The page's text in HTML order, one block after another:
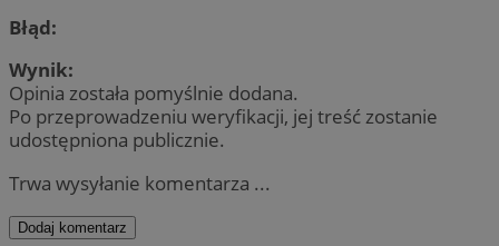
Błąd:
Wynik:
Opinia została pomyślnie dodana.
Po przeprowadzeniu weryfikacji, jej treść zostanie
udostępniona publicznie.
Trwa wysyłanie komentarza ...
Dodaj komentarz